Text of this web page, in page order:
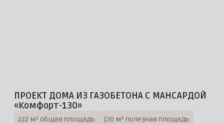
ПРОЕКТ ДОМА ИЗ ГАЗОБЕТОНА С МАНСАРДОЙ
«Комфорт-130»
222 м² общая площадь 130 м² полезная площадь